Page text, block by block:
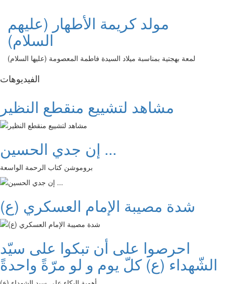
مولد كريمة الأطهار (عليهم
السلام)
لمعة بهجتية بمناسبة ميلاد السيدة فاطمة المعصومة (عليها السلام)
الفیدیوهات
مشاهد لتشييع منقطع النظير
إن جدي الحسين ...
بروموشن كتاب الرحمة الواسعة
شدة مصيبة الإمام العسكري (ع)
احرصوا على أن تبكوا على سيّد
الشّهداء (ع) كلّ يوم و لو مرّةً واحدةً